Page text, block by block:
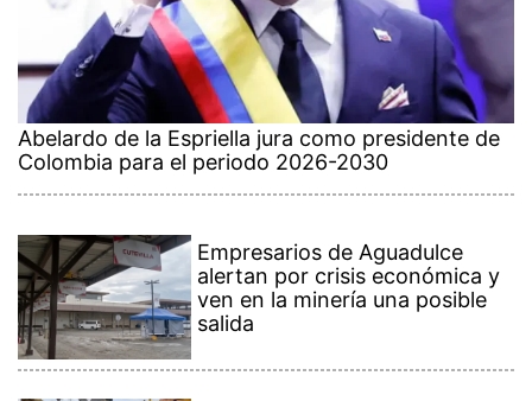
Abelardo de la Espriella jura como presidente de
Colombia para el periodo 2026-2030
Empresarios de Aguadulce
alertan por crisis económica y
ven en la minería una posible
salida